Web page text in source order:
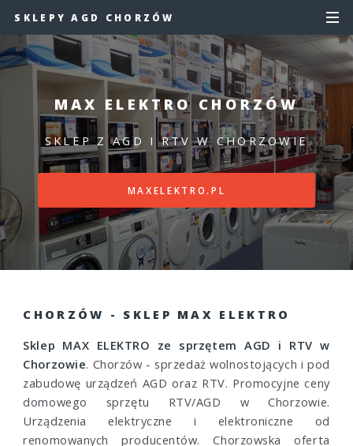
SKLEPY AGD CHORZÓW
MAX ELEKTRO CHORZÓW
SKLEP Z AGD I RTV W CHORZOWIE
MAXELEKTRO.PL
CHORZÓW - SKLEP MAX ELEKTRO
Sklep MAX ELEKTRO ze sprzętem AGD i RTV w
Chorzowie. Chorzów - sprzedaż wolnostojących i pod
zabudowę urządzeń AGD oraz RTV. Promocyjne ceny
domowego sprzętu RTV/AGD w Chorzowie.
Urządzenia elektryczne i elektroniczne od
renomowanych producentów. Chorzowska oferta